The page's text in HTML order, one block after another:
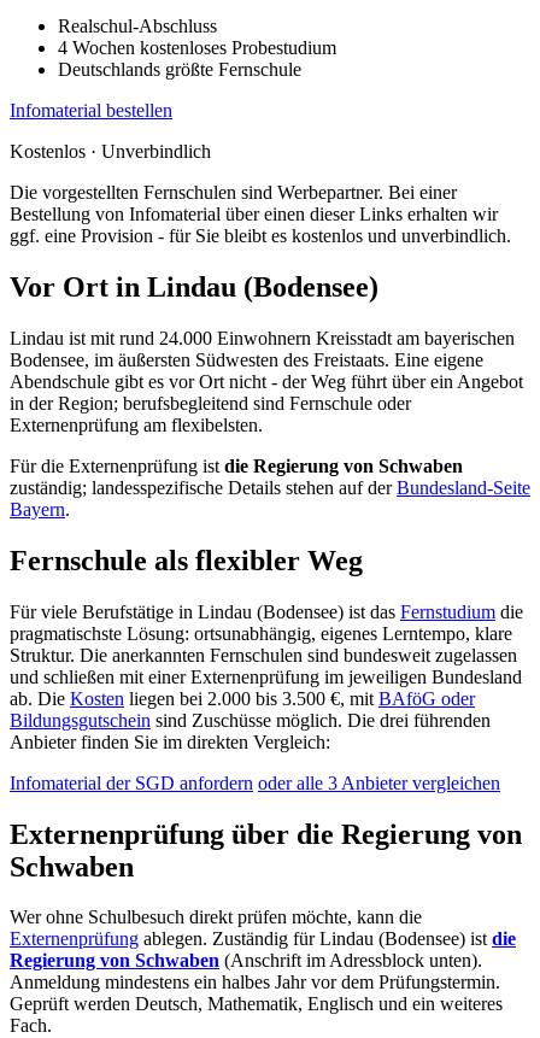
Realschul-Abschluss
4 Wochen kostenloses Probestudium
Deutschlands größte Fernschule
Infomaterial bestellen
Kostenlos · Unverbindlich
Die vorgestellten Fernschulen sind Werbepartner. Bei einer
Bestellung von Infomaterial über einen dieser Links erhalten wir
ggf. eine Provision - für Sie bleibt es kostenlos und unverbindlich.
Vor Ort in Lindau (Bodensee)
Lindau ist mit rund 24.000 Einwohnern Kreisstadt am bayerischen
Bodensee, im äußersten Südwesten des Freistaats. Eine eigene
Abendschule gibt es vor Ort nicht - der Weg führt über ein Angebot
in der Region; berufsbegleitend sind Fernschule oder
Externenprüfung am flexibelsten.
Für die Externenprüfung ist die Regierung von Schwaben
zuständig; landesspezifische Details stehen auf derBundesland-Seite
Bayern.
Fernschule als flexibler Weg
Für viele Berufstätige in Lindau (Bodensee) ist das Fernstudium die
pragmatischste Lösung: ortsunabhängig, eigenes Lerntempo, klare
Struktur. Die anerkannten Fernschulen sind bundesweit zugelassen
und schließen mit einer Externenprüfung im jeweiligen Bundesland
ab. Die Kosten liegen bei 2.000 bis 3.500 €, mit BAföG oder
Bildungsgutschein sind Zuschüsse möglich. Die drei führenden
Anbieter finden Sie im direkten Vergleich:
Infomaterial der SGD anfordern oder alle 3 Anbieter vergleichen
Externenprüfung über die Regierung von
Schwaben
Wer ohne Schulbesuch direkt prüfen möchte, kann die
Externenprüfung ablegen. Zuständig für Lindau (Bodensee) istdie
Regierung von Schwaben (Anschrift im Adressblock unten).
Anmeldung mindestens ein halbes Jahr vor dem Prüfungstermin.
Geprüft werden Deutsch, Mathematik, Englisch und ein weiteres
Fach.